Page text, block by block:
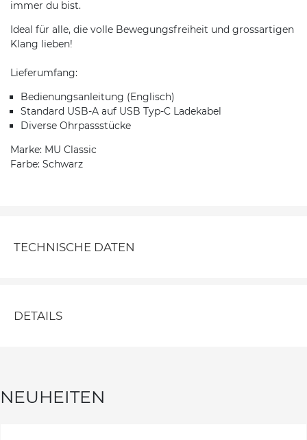
immer du bist.
Ideal für alle, die volle Bewegungsfreiheit und grossartigen
Klang lieben!
Lieferumfang:
Bedienungsanleitung (Englisch)
Standard USB-A auf USB Typ-C Ladekabel
Diverse Ohrpassstücke
Marke: MU Classic
Farbe: Schwarz
TECHNISCHE DATEN
DETAILS
NEUHEITEN